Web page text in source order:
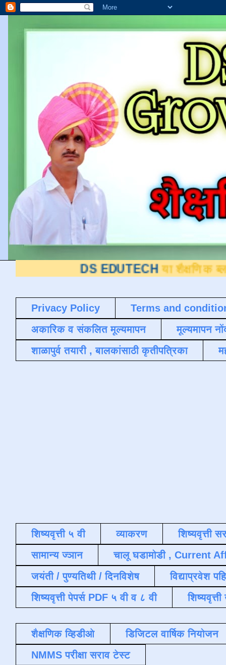
DS EDUTECH या शैक्षणिक ब्लॉगवर आपले
Privacy Policy
Terms and
अकारिक व संकलित मूल्यमापन
मूल्यमापन
शाळापुर्व तयारी , बालकांसाठी कृतीपत्रिका
शिष्यवृत्ती ५ वी व्याकरण
शिष्यवृत्ती
सामान्य ज्ञान
चालू घडामोडी , Current
जयंती / पुण्यतिथी / दिनविशेष
विद्याप्रवेश
शिष्यवृत्ती पेपर्स PDF ५ वी व ८ वी
शैक्षणिक व्हिडीओ
डिजिटल वार्षिक नियोजन
NMMS परीक्षा सराव टेस्ट